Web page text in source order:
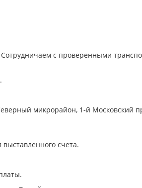
Сотрудничаем с проверенными
микрорайон, 1-й Московский
счета.